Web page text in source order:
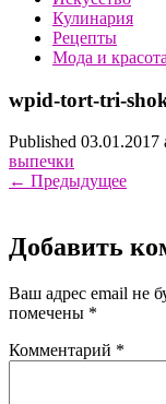
Кулинария
Рецепты
Мода и красота
wpid-tort-tri-
Published 03.01.2017
выпечки
← Предыдущее
Добавить
Ваш адрес email не
помечены *
Комментарий *